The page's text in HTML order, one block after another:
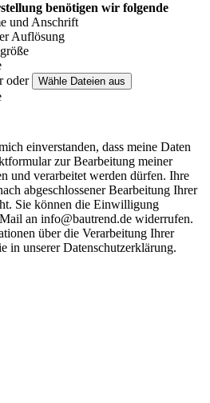
benötigen wir folgende
und Anschrift
Auflösung
oder
einverstanden, dass meine Daten
zur Bearbeitung meiner
und verarbeitet werden dürfen. Ihre
abgeschlossener Bearbeitung Ihrer
Sie können die Einwilligung
an info@bautrend.de widerrufen.
über die Verarbeitung Ihrer
in unserer Datenschutzerklärung.